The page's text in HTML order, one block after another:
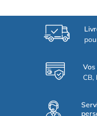
CB,